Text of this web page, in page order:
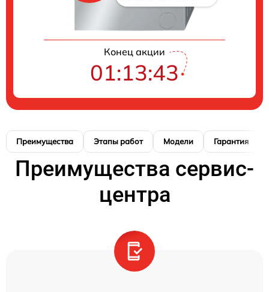
Конец акции
01:13:42
Преимущества Этапы работ Модели Гарантия
Преимущества сервис-
центра